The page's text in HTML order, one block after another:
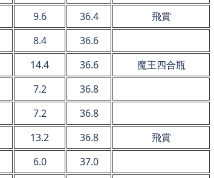
9.6 36.4
飛賞
8.4
36.6
14.4 36.6
魔王四合瓶
7.2
36.8
7.2
36.8
13.2 36.8
飛賞
6.0
37.0